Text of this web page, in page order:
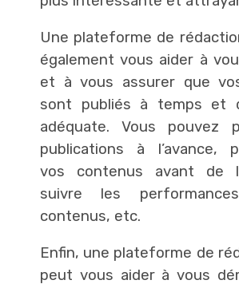
Une plateforme de
également vous aider à
et à vous assurer que
sont publiés à temps et
adéquate. Vous pouvez
publications à l’avance,
vos contenus avant de
suivre les
contenus, etc.
Enfin, une plateforme de
peut vous aider à vous